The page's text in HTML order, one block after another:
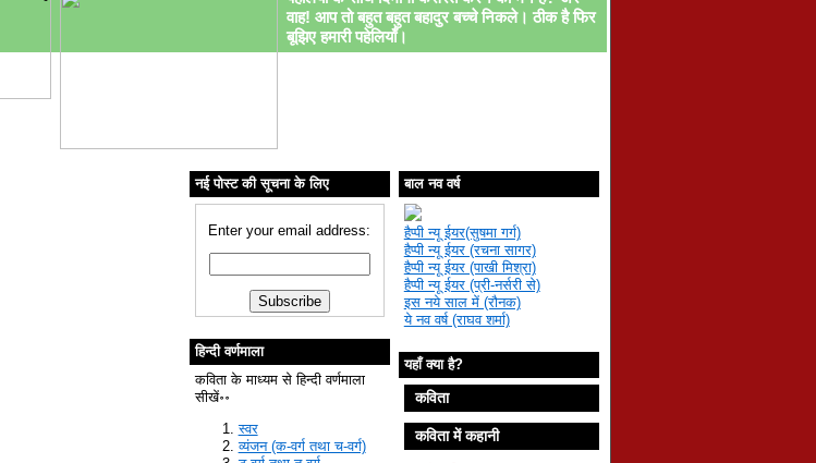
वाह! आप तो बहुत बहुत बहादुर बच्चे निकले। ठीक है फिर
बूझिए हमारी पहेलियाँ।
नई पोस्ट की सूचना के लिए
Enter your email address:
हिन्दी वर्णमाला
कविता के माध्यम से हिन्दी वर्णमाला
सीखें॰॰
स्वर
व्यंजन (क-वर्ग तथा च-वर्ग)
बाल नव वर्ष
हैप्पी न्यू ईयर(सुषमा गर्ग)
हैप्पी न्यू ईयर (रचना सागर)
हैप्पी न्यू ईयर (पाखी मिश्रा)
हैप्पी न्यू ईयर (प्री-नर्सरी से)
इस नये साल में (रौनक)
ये नव वर्ष (राघव शर्मा)
यहाँ क्या है?
कविता
कविता में कहानी